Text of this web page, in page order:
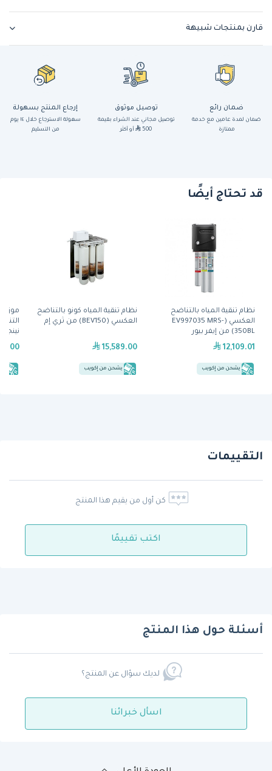
قارن بمنتجات شبيهة
ضمان رائع
ضمان لمدة عامين مع خدمة
ممتازة
توصيل موثوق
توصيل مجاني عند الشراء بقيمة
500
أو أكثر
إرجاع المنتج بسهولة
سهولة الاسترجاع خلال ١٤ يوم
من التسليم
قد تحتاج أيضًا
نظام تنقية المياه بالتناضح
العكسي (EV997035 MRS-
350BL) من إيفر بيور
12,109.01
يشحن من إكويب
نظام تنقية المياه كونو بالتناضح
العكسي (BEV150) من ثري إم
15,589.00
يشحن من إكويب
موزّع
التقييمات
كن أول من يقيم هذا المنتج
اكتب تقييمًا
أسئلة حول هذا المنتج
لديك سؤال عن المنتج؟
اسأل خبرائنا